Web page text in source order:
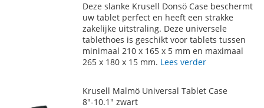
AAN
VERLANGLIJST
TE
VERGELIJKEN
Deze slanke Krusell Donsö Case beschermt
uw tablet perfect en heeft een strakke
zakelijke uitstraling. Deze universele
tablethoes is geschikt voor tablets tussen
minimaal 210 x 165 x 5 mm en maximaal
265 x 180 x 15 mm. Lees verder
Krusell Malmö Universal Tablet Case
8"-10.1" zwart